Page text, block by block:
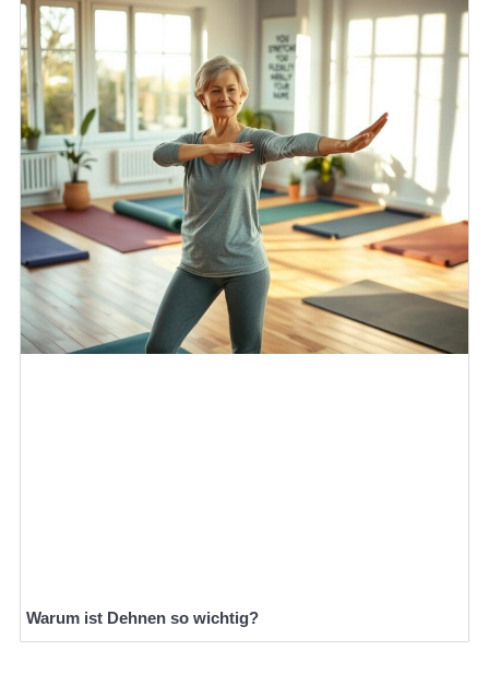
Warum ist Dehnen so wichtig?